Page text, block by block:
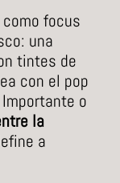
como focus
una
tintes de
con el pop
o
la
a